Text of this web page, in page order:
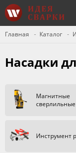
Главная Каталог
Насадки
Магнитные
сверлильные
Инструмент